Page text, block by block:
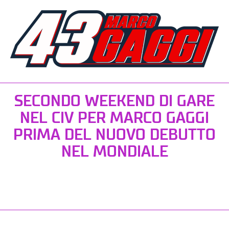
SECONDO WEEKEND DI GARE
NEL CIV PER MARCO GAGGI
PRIMA DEL NUOVO DEBUTTO
NEL MONDIALE